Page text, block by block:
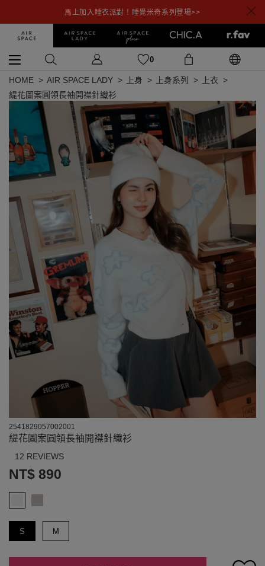
馬上加入睡衣派對！睡覺米奇系列登場>>
0
HOME AIR SPACE LADY 上身 上身系列
上衣
緹花圖案圓領長袖開襟針織衫
2541829057002001
緹花圖案圓領長袖開襟針織衫
12 REVIEWS
NT$ 890
S M